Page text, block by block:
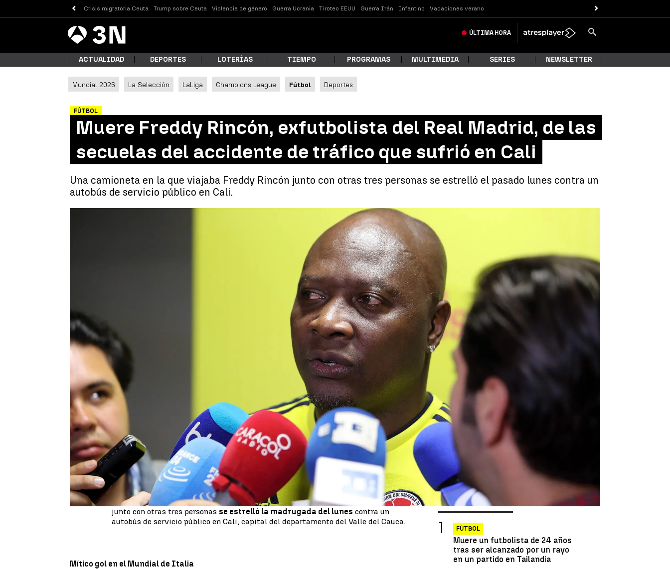
Crisis migratoria Ceuta Trump sobre Ceuta Violencia de género Guerra Ucrania Tiroteo EEUU Guerra Irán Infantino Vacaciones verano
Antena
3 Noticias ÚLTIMA HORA
¿Qué estás buscando?
Buscar
ACTUALIDAD DEPORTES LOTERÍAS TIEMPO PROGRAMAS MULTIMEDIA SERIES NEWSLETTER
Mundial 2026 La Selección LaLiga Champions League Fútbol Deportes
FÚTBOL
Muere Freddy Rincón, exfutbolista del Real Madrid, de las
secuelas del accidente de tráfico que sufrió en Cali
Una camioneta en la que viajaba Freddy Rincón junto con otras tres personas se estrelló el pasado lunes contra un
autobús de servicio público en Cali.
Muere Freddy Rincón, exfutbolista del Real Madrid, de las secuelas del accidente de tráfico que sufrió en Cali |
Antena 3 Noticias
Publicado: 14 de abril de 2022, 09:35 Whatsapp Linkedin
El exfutbolista colombiano Freddy Rincón, que jugó en equipos comoCorinthians
ha muerto a los 55 años tras sufrir un accidente de tráfico
lunes pasado en la ciudad de Cali, en el suroeste del país.
Así lo informó el jefe médico de la Clínica Imbanaco, Laureano Quintero, quien
dijo en una declaración a la prensa junto a los hijos del exfutbolista que "pese a
todos los esfuerzos de nuestro equipo de trabajo,
Freddy Eusebio Rincón
Valencia
ha fallecido".
Una camioneta en la que se circulaba el exjugador de la selección colombiana
junto con otras tres personasse estrelló la madrugada del lunes contra un
autobús de servicio público en Cali, capital del departamento del Valle del Cauca.
Mítico gol en el Mundial de Italia
Las más vistas Lo último
FÚTBOL
Muere un futbolista de 24 años
tras ser alcanzado por un rayo
en un partido en Tailandia